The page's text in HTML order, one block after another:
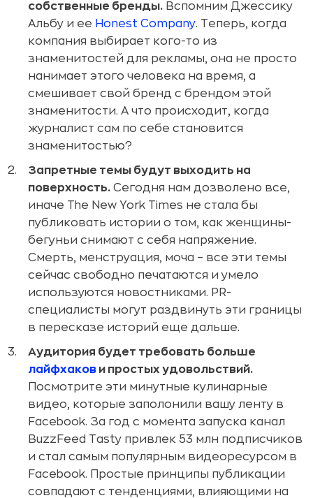
собственные бренды. Вспомним Джессику
Альбу и ее Honest Company. Теперь, когда
компания выбирает кого-то из
знаменитостей для рекламы, она не просто
нанимает этого человека на время, а
смешивает свой бренд с брендом этой
знаменитости. А что происходит, когда
журналист сам по себе становится
знаменитостью?
Запретные темы будут выходить на
поверхность. Сегодня нам дозволено все,
иначе The New York Times не стала бы
публиковать истории о том, как женщины-
бегуньи снимают с себя напряжение.
Смерть, менструация, моча – все эти темы
сейчас свободно печатаются и умело
используются новостниками. PR-
специалисты могут раздвинуть эти границы
в пересказе историй еще дальше.
Аудитория будет требовать больше
лайфхаков и простых удовольствий.
Посмотрите эти минутные кулинарные
видео, которые заполонили вашу ленту в
Facebook. За год с момента запуска канал
BuzzFeed Tasty привлек 53 млн подписчиков
и стал самым популярным видеоресурсом в
Facebook. Простые принципы публикации
совпадают с тенденциями, влияющими на